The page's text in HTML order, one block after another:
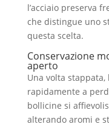
l’acciaio preserva
che distingue uno
questa scelta.
Conservazione
aperto
Una volta
rapidamente a
bollicine si
alterando aromi e